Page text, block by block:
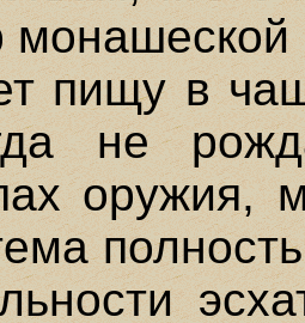
пищу в
не
оружия,